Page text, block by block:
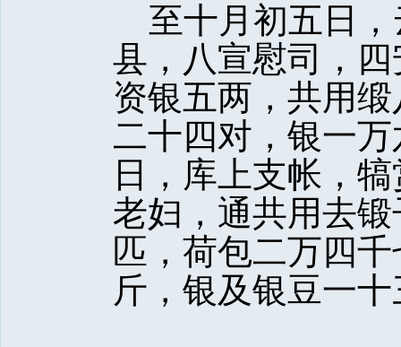
至十月初五日，
县，八宣慰司，
资银五两，共用
二十四对，银一
日，库上支帐，
老妇，通共用去
匹，荷包二万四
斤，银及银豆一